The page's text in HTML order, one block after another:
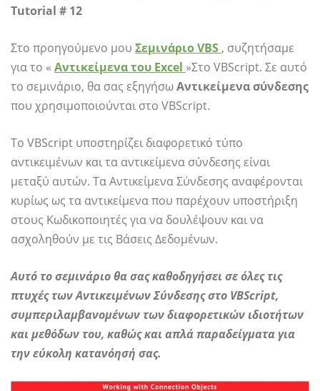
Tutorial # 12
Στο προηγούμενο μου Σεμινάριο VBS , συζητήσαμε
για το « Αντικείμενα του Excel »Στο VBScript. Σε αυτό
το σεμινάριο, θα σας εξηγήσωΑντικείμενα σύνδεσης
που χρησιμοποιούνται στο VBScript.
Το VBScript υποστηρίζει διαφορετικό τύπο
αντικειμένων και τα αντικείμενα σύνδεσης είναι
μεταξύ αυτών. Τα Αντικείμενα Σύνδεσης αναφέρονται
κυρίως ως τα αντικείμενα που παρέχουν υποστήριξη
στους Κωδικοποιητές για να δουλέψουν και να
ασχοληθούν με τις Βάσεις Δεδομένων.
Αυτό το σεμινάριο θα σας καθοδηγήσει σε όλες τις
πτυχές των Αντικειμένων Σύνδεσης στο VBScript,
συμπεριλαμβανομένων των διαφορετικών ιδιοτήτων
και μεθόδων του, καθώς και απλά παραδείγματα για
την εύκολη κατανόησή σας.